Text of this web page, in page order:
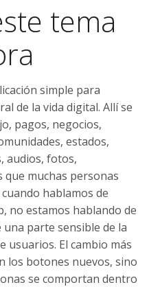
tema
simple para
de la vida digital. Allí se
pagos, negocios,
estados,
audios, fotos,
que muchas personas
hablamos de
no estamos hablando de
parte sensible de la
usuarios. El cambio más
los botones nuevos, sino
se comportan dentro